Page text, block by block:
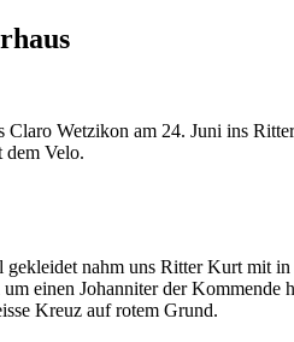
Wetzikon am 24. Juni ins
dem Velo.
gekleidet nahm uns Ritter Kurt mit
um einen Johanniter der
Kreuz auf rotem Grund.